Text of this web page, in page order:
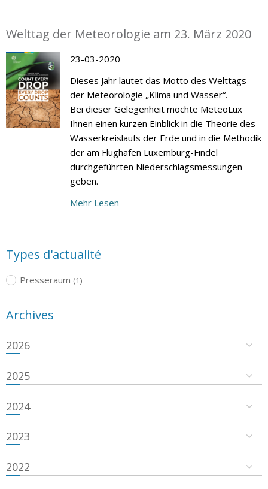
Welttag der Meteorologie am 23. März 2020
23-03-2020
Dieses Jahr lautet das Motto des Welttags
der Meteorologie „Klima und Wasser“.
Bei dieser Gelegenheit möchte MeteoLux
Ihnen einen kurzen Einblick in die Theorie des
Wasserkreislaufs der Erde und in die Methodik
der am Flughafen Luxemburg-Findel
durchgeführten Niederschlagsmessungen
geben.
Mehr Lesen
Types d'actualité
Presseraum (1)
Archives
2026
2025
2024
2023
2022